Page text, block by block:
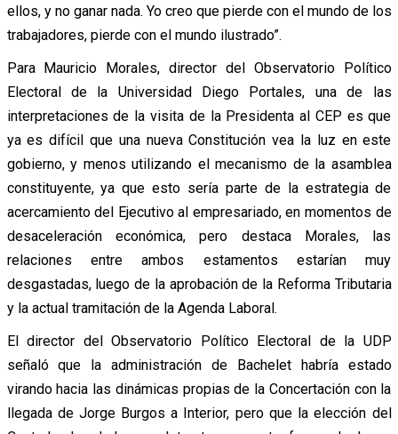
ellos, y no ganar nada. Yo creo que pierde con el mundo de los
trabajadores, pierde con el mundo ilustrado”.
Para Mauricio Morales, director del Observatorio Político
Electoral de la Universidad Diego Portales, una de las
interpretaciones de la visita de la Presidenta al CEP es que
ya es difícil que una nueva Constitución vea la luz en este
gobierno, y menos utilizando el mecanismo de la asamblea
constituyente, ya que esto sería parte de la estrategia de
acercamiento del Ejecutivo al empresariado, en momentos de
desaceleración económica, pero destaca Morales, las
relaciones entre ambos estamentos estarían muy
desgastadas, luego de la aprobación de la Reforma Tributaria
y la actual tramitación de la Agenda Laboral.
El director del Observatorio Político Electoral de la UDP
señaló que la administración de Bachelet habría estado
virando hacia las dinámicas propias de la Concertación con la
llegada de Jorge Burgos a Interior, pero que la elección del